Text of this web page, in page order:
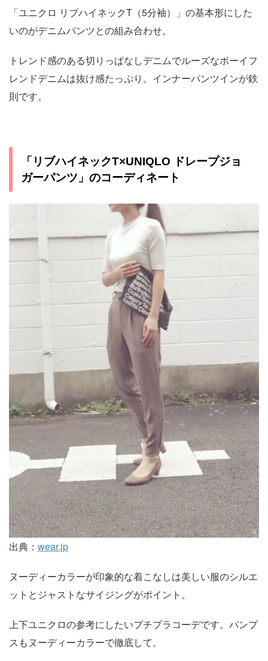
「ユニクロ リブハイネックT（5分袖）」の基本形にした
いのがデニムパンツとの組み合わせ。
トレンド感のある切りっぱなしデニムでルーズなボーイフ
レンドデニムは抜け感たっぷり。インナーパンツインが鉄
則です。
「リブハイネックT×UNIQLO ドレープジョ
ガーパンツ」のコーディネート
出典： wear.jp
ヌーディーカラーが印象的な着こなしは美しい服のシルエ
ットとジャストなサイジングがポイント。
上下ユニクロの参考にしたいプチプラコーデです。パンプ
スもヌーディーカラーで徹底して。